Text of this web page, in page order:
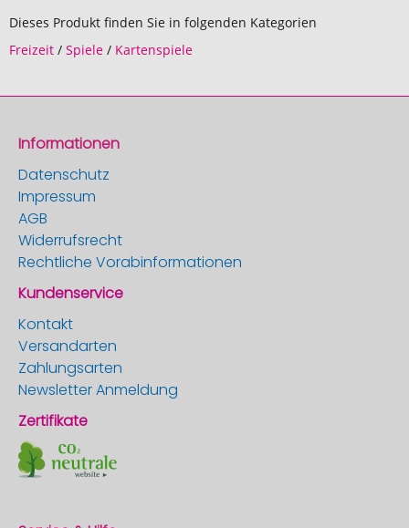
Dieses Produkt finden Sie in folgenden Kategorien
Freizeit / Spiele / Kartenspiele
Informationen
Datenschutz
Impressum
AGB
Widerrufsrecht
Rechtliche Vorabinformationen
Kundenservice
Kontakt
Versandarten
Zahlungsarten
Newsletter Anmeldung
Zertifikate